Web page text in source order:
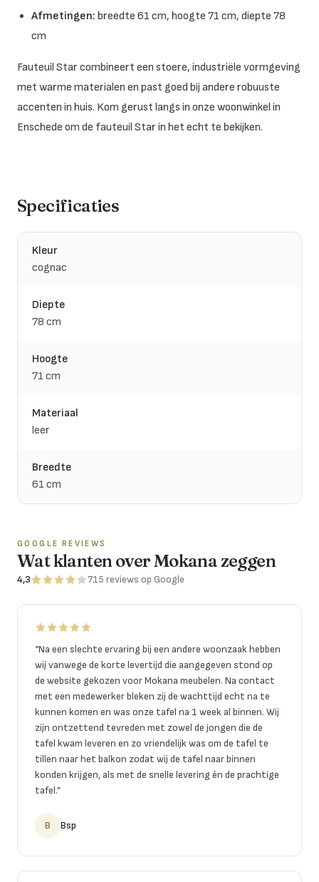
Afmetingen: breedte 61 cm, hoogte 71 cm, diepte 78
cm
Fauteuil Star combineert een stoere, industriële vormgeving
met warme materialen en past goed bij andere robuuste
accenten in huis. Kom gerust langs in onze woonwinkel in
Enschede om de fauteuil Star in het echt te bekijken.
Specificaties
Kleur
cognac
Diepte
78 cm
Hoogte
71 cm
Materiaal
leer
Breedte
61 cm
GOOGLE REVIEWS
Wat klanten over Mokana zeggen
4,3 715 reviews op Google
“Na een slechte ervaring bij een andere woonzaak hebben
wij vanwege de korte levertijd die aangegeven stond op
de website gekozen voor Mokana meubelen. Na contact
met een medewerker bleken zij de wachttijd echt na te
kunnen komen en was onze tafel na 1 week al binnen. Wij
zijn ontzettend tevreden met zowel de jongen die de
tafel kwam leveren en zo vriendelijk was om de tafel te
tillen naar het balkon zodat wij de tafel naar binnen
konden krijgen, als met de snelle levering én de prachtige
tafel.”
B Bsp